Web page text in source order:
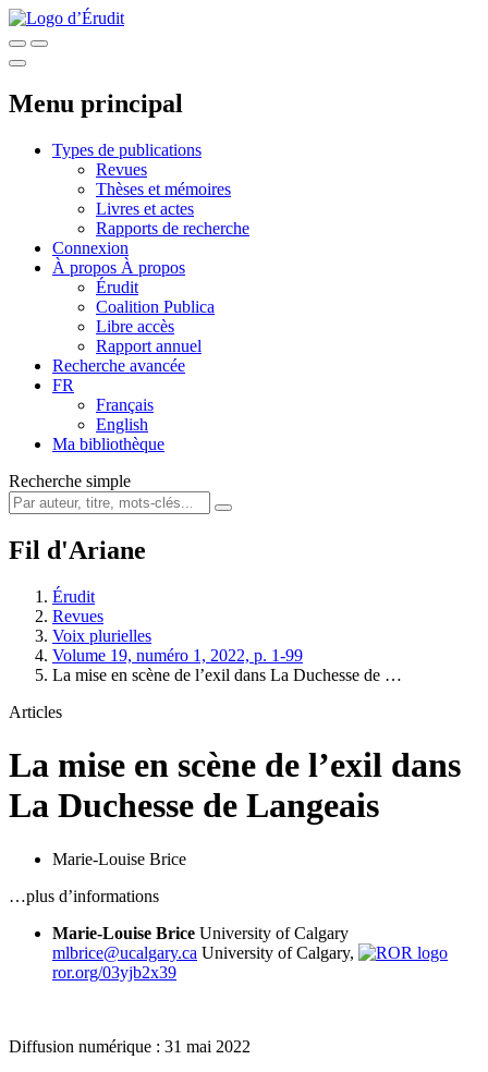
Menu principal
Types de publications
Revues
Thèses et mémoires
Livres et actes
Rapports de recherche
Connexion
À propos À propos
Érudit
Coalition Publica
Libre accès
Rapport annuel
Recherche avancée
FR
Français
English
Ma bibliothèque
Recherche simple
Fil d'Ariane
Érudit
Revues
Voix plurielles
Volume 19, numéro 1, 2022, p. 1-99
La mise en scène de l’exil dans La Duchesse de …
Articles
La mise en scène de l’exil dans
La Duchesse de Langeais
Marie-Louise Brice
…plus d’informations
Marie-Louise Brice University of Calgary
mlbrice@ucalgary.ca University of Calgary,
ror.org/03yjb2x39
Diffusion numérique : 31 mai 2022